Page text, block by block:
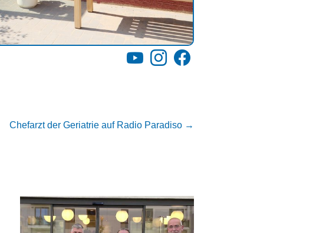
YouTubeInstagramFacebook
Chefarzt der Geriatrie auf Radio Paradiso →